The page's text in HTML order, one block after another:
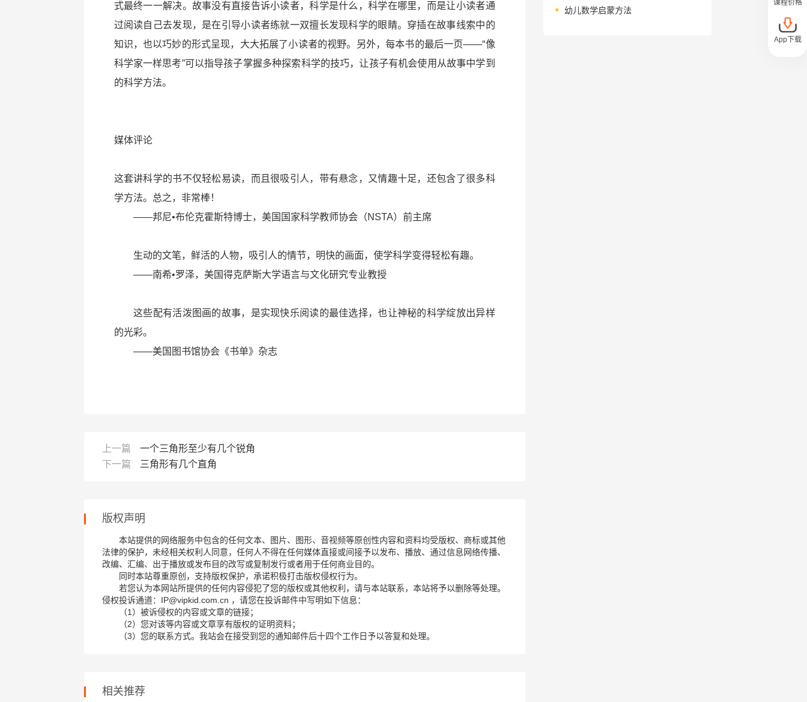
式最终一一解决。故事没有直接告诉小读者，科学是什么，科学在哪里，而是让小读者通
过阅读自己去发现，是在引导小读者练就一双擅长发现科学的眼睛。穿插在故事线索中的
知识，也以巧妙的形式呈现，大大拓展了小读者的视野。另外，每本书的最后一页——“像
科学家一样思考”可以指导孩子掌握多种探索科学的技巧，让孩子有机会使用从故事中学到
的科学方法。
媒体评论
这套讲科学的书不仅轻松易读，而且很吸引人，带有悬念，又情趣十足，还包含了很多科
学方法。总之，非常棒！
——邦尼•布伦克霍斯特博士，美国国家科学教师协会（NSTA）前主席
生动的文笔，鲜活的人物，吸引人的情节，明快的画面，使学科学变得轻松有趣。
——南希•罗泽，美国得克萨斯大学语言与文化研究专业教授
这些配有活泼图画的故事，是实现快乐阅读的最佳选择，也让神秘的科学绽放出异样
的光彩。
——美国图书馆协会《书单》杂志
上一篇
一个三角形至少有几个锐角
下一篇
三角形有几个直角
版权声明
本站提供的网络服务中包含的任何文本、图片、图形、音视频等原创性内容和资料均受版权、商标或其他
法律的保护，未经相关权利人同意，任何人不得在任何媒体直接或间接予以发布、播放、通过信息网络传播、
改编、汇编、出于播放或发布目的改写或复制发行或者用于任何商业目的。
同时本站尊重原创，支持版权保护，承诺积极打击版权侵权行为。
若您认为本网站所提供的任何内容侵犯了您的版权或其他权利，请与本站联系，本站将予以删除等处理。
侵权投诉通道：IP@vipkid.com.cn ，请您在投诉邮件中写明如下信息：
（1）被诉侵权的内容或文章的链接；
（2）您对该等内容或文章享有版权的证明资料；
（3）您的联系方式。我站会在接受到您的通知邮件后十四个工作日予以答复和处理。
相关推荐
幼儿数学启蒙方法
课程价格
App下载